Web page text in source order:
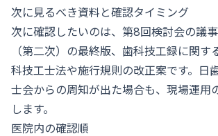
次に見るべき資料と確認タイミング
次に確認したいのは、第8回検討会の議
（第二次）の最終版、歯科技工録に関す
科技工士法や施行規則の改正案です。日
士会からの周知が出た場合も、現場運用
します。
医院内の確認順